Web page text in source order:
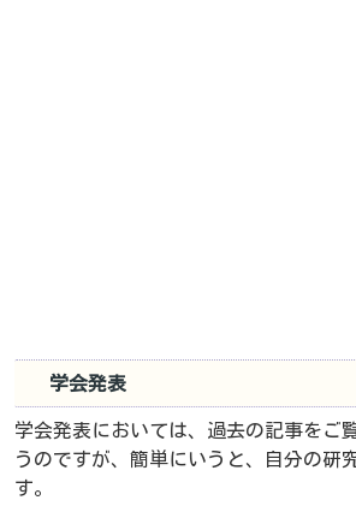
学会発表
学会発表においては、過去の記事をご
うのですが、簡単にいうと、自分の研
す。